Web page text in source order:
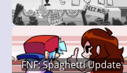
FNF: Spaghetti Update